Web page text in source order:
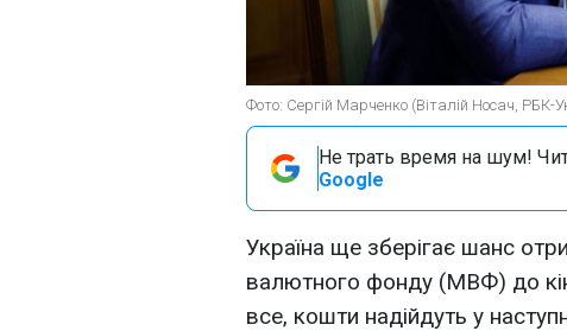
Фото: Сергій Марченко (Віталій Носач, РБК-
Не трать время на шум!
Google
Україна ще зберігає шанс
валютного фонду (МВФ) до
все, кошти надійдуть у